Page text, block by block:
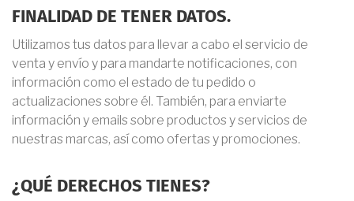
FINALIDAD DE TENER DATOS.
Utilizamos tus datos para llevar a cabo el servicio de
venta y envío y para mandarte notificaciones, con
información como el estado de tu pedido o
actualizaciones sobre él. También, para enviarte
información y emails sobre productos y servicios de
nuestras marcas, así como ofertas y promociones.
¿QUÉ DERECHOS TIENES?